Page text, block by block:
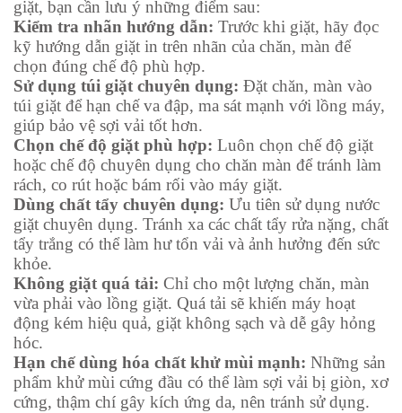
giặt, bạn cần lưu ý những điểm sau:
Kiểm tra nhãn hướng dẫn: Trước khi giặt, hãy đọc
kỹ hướng dẫn giặt in trên nhãn của chăn, màn để
chọn đúng chế độ phù hợp.
Sử dụng túi giặt chuyên dụng: Đặt chăn, màn vào
túi giặt để hạn chế va đập, ma sát mạnh với lồng máy,
giúp bảo vệ sợi vải tốt hơn.
Chọn chế độ giặt phù hợp: Luôn chọn chế độ giặt
hoặc chế độ chuyên dụng cho chăn màn để tránh làm
rách, co rút hoặc bám rối vào máy giặt.
Dùng chất tẩy chuyên dụng: Ưu tiên sử dụng nước
giặt chuyên dụng. Tránh xa các chất tẩy rửa nặng, chất
tẩy trắng có thể làm hư tổn vải và ảnh hưởng đến sức
khỏe.
Không giặt quá tải: Chỉ cho một lượng chăn, màn
vừa phải vào lồng giặt. Quá tải sẽ khiến máy hoạt
động kém hiệu quả, giặt không sạch và dễ gây hỏng
hóc.
Hạn chế dùng hóa chất khử mùi mạnh: Những sản
phẩm khử mùi cứng đầu có thể làm sợi vải bị giòn, xơ
cứng, thậm chí gây kích ứng da, nên tránh sử dụng.